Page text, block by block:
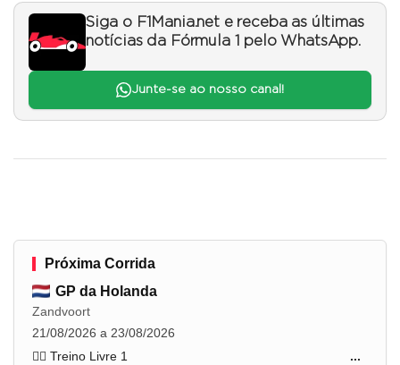
Siga o F1Mania.net e receba as últimas
notícias da Fórmula 1 pelo WhatsApp.
Junte-se ao nosso canal!
Próxima Corrida
GP da Holanda
Zandvoort
21/08/2026 a 23/08/2026
🏋️‍♂️ Treino Livre 1
...